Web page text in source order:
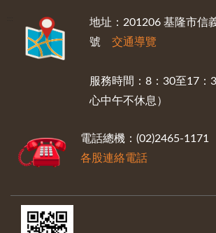
地址：201206 基隆市信
號 交通導覽
服務時間：8：30至17：
心中午不休息）
電話總機：(02)2465-1171
各股連絡電話